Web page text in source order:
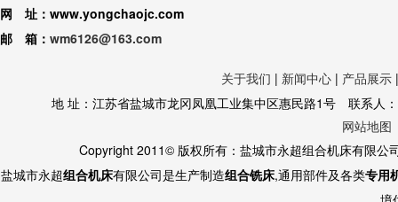
网 址：www.yongchaojc.com
邮 箱： wm6126@163.com
关于我们 | 新闻中心 | 产品展示
地 址：江苏省盐城市龙冈凤凰工业集中区惠民路1号 联系
网站地图
Copyright 2011© 版权所有：盐城市永超组合机床有限
盐城市永超组合机床有限公司是生产制造组合铣床,通用部件及各类专用